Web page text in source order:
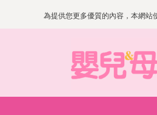
為提供您更多優質的內容，本網